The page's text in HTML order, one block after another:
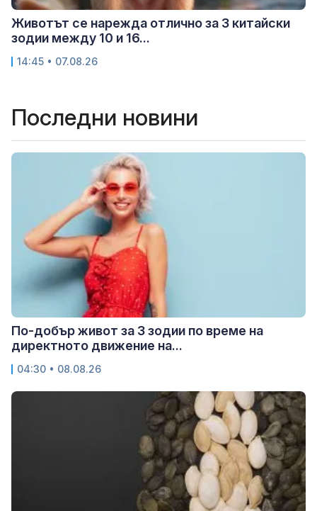
Животът се нарежда отлично за 3 китайски
зодии между 10 и 16...
14:45 • 07.08.26
Последни новини
По-добър живот за 3 зодии по време на
директното движение на...
04:30 • 08.08.26